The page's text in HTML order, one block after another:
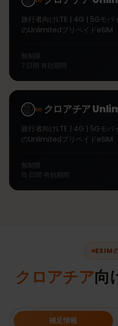
旅行者向けLTE | 4G | 5Gモバ
のUnlimitedプリペイドeSIM
無制限
7 日間 有効期間
∞ クロアチア
旅行者向けLTE | 4G | 5Gモバ
のUnlimitedプリペイドeSIM
無制限
15 日間 有効期間
ESIM
クロアチア向
補足情報